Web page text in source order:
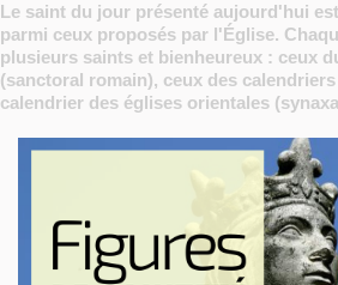
Le saint du jour présenté aujourd'hui
parmi ceux proposés par l'Église.
plusieurs saints et bienheureux : ceux
(sanctoral romain), ceux des
calendrier des églises orientales